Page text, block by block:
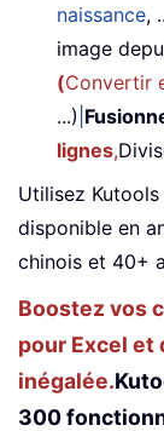
naissance,
image
(Convertir
...)
lignes,
Utilisez
disponible en
chinois et 40+
Boostez vos
pour Excel
inégalée.
300